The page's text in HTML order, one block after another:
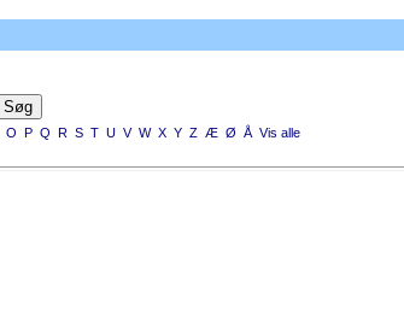
O P Q R S T U V W X Y Z Æ Ø Å Vis alle